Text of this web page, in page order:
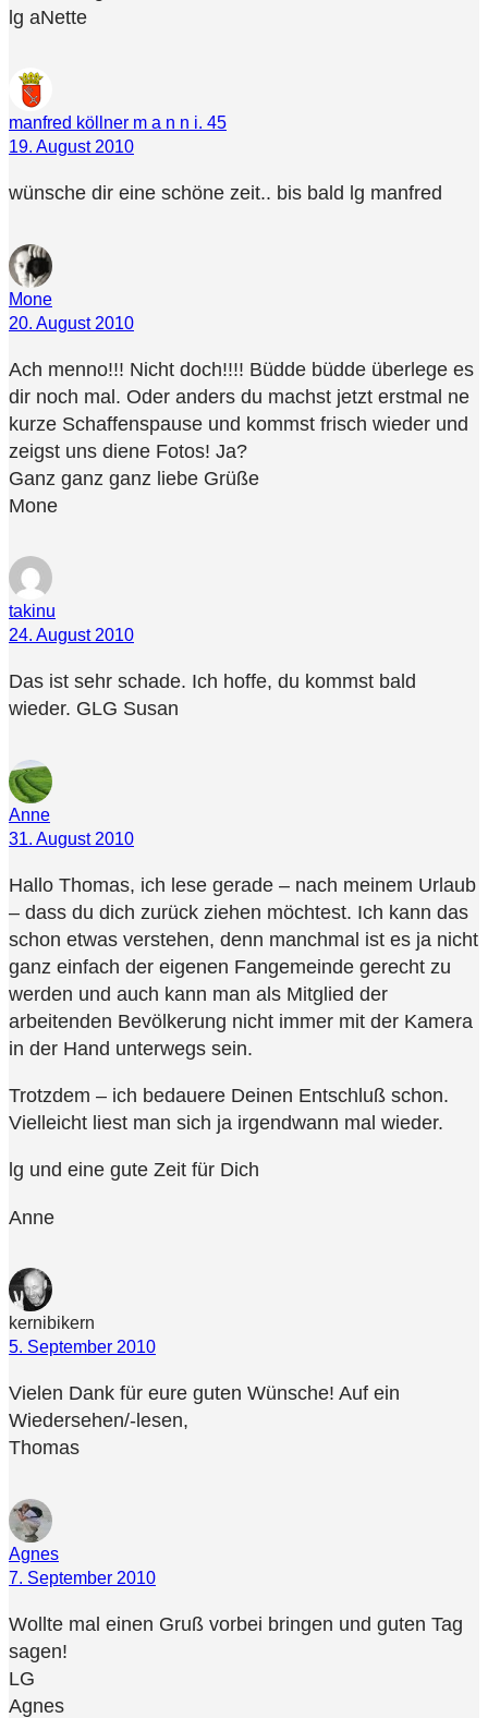
lg aNette
manfred köllner m a n n i. 45
19. August 2010
wünsche dir eine schöne zeit.. bis bald lg manfred
Mone
20. August 2010
Ach menno!!! Nicht doch!!!! Büdde büdde überlege es
dir noch mal. Oder anders du machst jetzt erstmal ne
kurze Schaffenspause und kommst frisch wieder und
zeigst uns diene Fotos! Ja?
Ganz ganz ganz liebe Grüße
Mone
takinu
24. August 2010
Das ist sehr schade. Ich hoffe, du kommst bald
wieder. GLG Susan
Anne
31. August 2010
Hallo Thomas, ich lese gerade – nach meinem Urlaub
– dass du dich zurück ziehen möchtest. Ich kann das
schon etwas verstehen, denn manchmal ist es ja nicht
ganz einfach der eigenen Fangemeinde gerecht zu
werden und auch kann man als Mitglied der
arbeitenden Bevölkerung nicht immer mit der Kamera
in der Hand unterwegs sein.
Trotzdem – ich bedauere Deinen Entschluß schon.
Vielleicht liest man sich ja irgendwann mal wieder.
lg und eine gute Zeit für Dich
Anne
kernibikern
5. September 2010
Vielen Dank für eure guten Wünsche! Auf ein
Wiedersehen/-lesen,
Thomas
Agnes
7. September 2010
Wollte mal einen Gruß vorbei bringen und guten Tag
sagen!
LG
Agnes